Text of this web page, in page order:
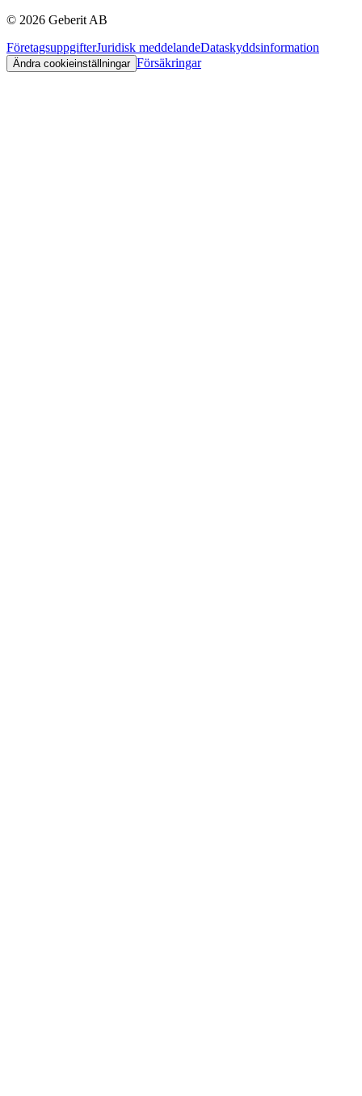
© 2026 Geberit AB
FöretagsuppgifterJuridisk meddelandeDataskyddsinformation
Ändra cookieinställningar Försäkringar